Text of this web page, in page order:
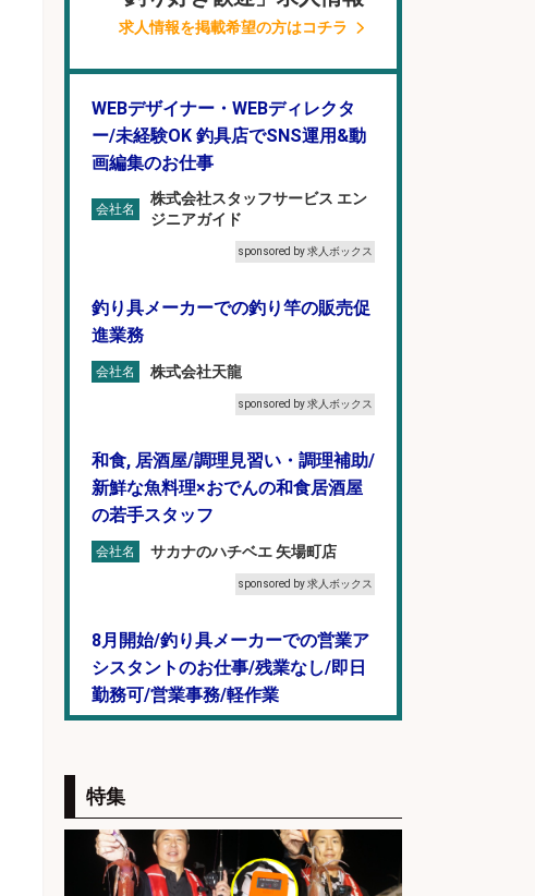
求人情報を掲載希望の方はコチラ
WEBデザイナー・WEBディレクタ
ー/未経験OK 釣具店でSNS運用&動
画編集のお仕事
会社名
株式会社スタッフサービス エン
ジニアガイド
sponsored by 求人ボックス
釣り具メーカーでの釣り竿の販売促
進業務
会社名 株式会社天龍
sponsored by 求人ボックス
和食, 居酒屋/調理見習い・調理補助/
新鮮な魚料理×おでんの和食居酒屋
の若手スタッフ
会社名 サカナのハチベエ 矢場町店
sponsored by 求人ボックス
8月開始/釣り具メーカーでの営業ア
シスタントのお仕事/残業なし/即日
勤務可/営業事務/軽作業
釣り具メーカーでの釣り竿の設計開
発業務
会社名 株式会社天龍
特集